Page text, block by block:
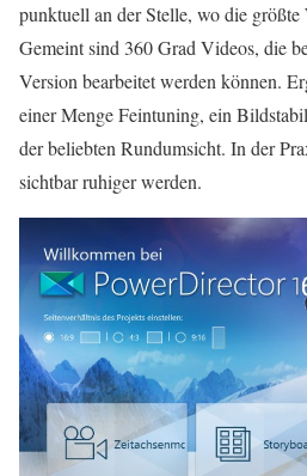
punktuell an der Stelle, wo die
Gemeint sind 360 Grad Videos, die
Version bearbeitet werden können.
einer Menge Feintuning, ein
der beliebten Rundumsicht. In der
sichtbar ruhiger werden.